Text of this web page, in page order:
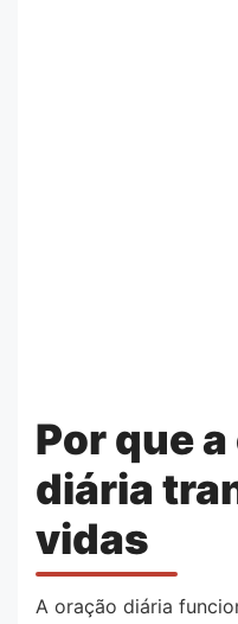
Por que
diária
vidas
A oração diária